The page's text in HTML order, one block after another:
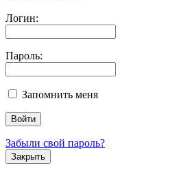
Логин:
Пароль:
Запомнить меня
Забыли свой пароль?
Закрыть